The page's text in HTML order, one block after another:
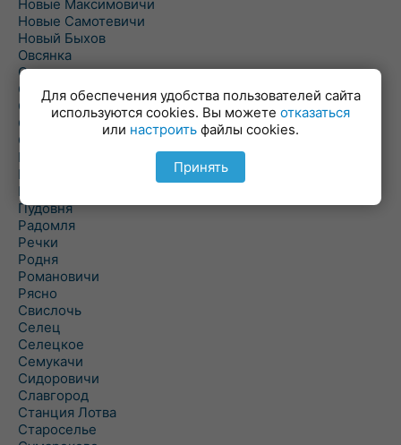
Новые Максимовичи
Новые Самотевичи
Новый Быхов
Овсянка
Ордать
Ореховка
Осиновка
Осиповичи
Осово
Павловичи
Паршино
Петуховка
Пудовня
Радомля
Речки
Родня
Романовичи
Рясно
Свислочь
Селец
Селецкое
Семукачи
Сидоровичи
Славгород
Станция Лотва
Староселье
Для обеспечения удобства пользователей сайта
используются cookies. Вы можете отказаться
или настроить файлы cookies.
Принять